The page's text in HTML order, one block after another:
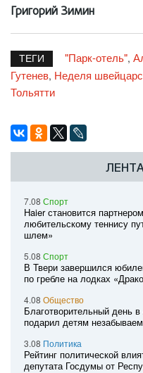
Григорий Зимин
ТЕГИ "Парк-отель",
Гутенев, Неделя
Тольятти
7.08 Спорт
Haier становится
любительскому теннису
шлем»
5.08 Спорт
В Твери завершился
по гребле на лодках
4.08 Общество
Благотворительный день
подарил детям
3.08 Политика
Рейтинг политической
депутата Госдумы от